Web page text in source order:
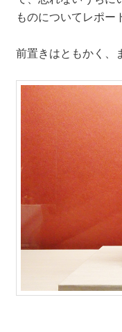
ものについてレポー
前置きはともかく、